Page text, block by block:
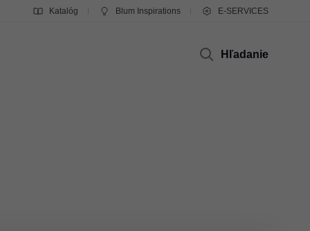
Katalóg Blum Inspirations E-SERVICES
Hľadanie